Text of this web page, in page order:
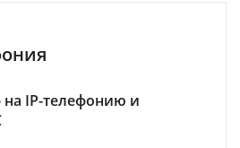
IP-телефонию и